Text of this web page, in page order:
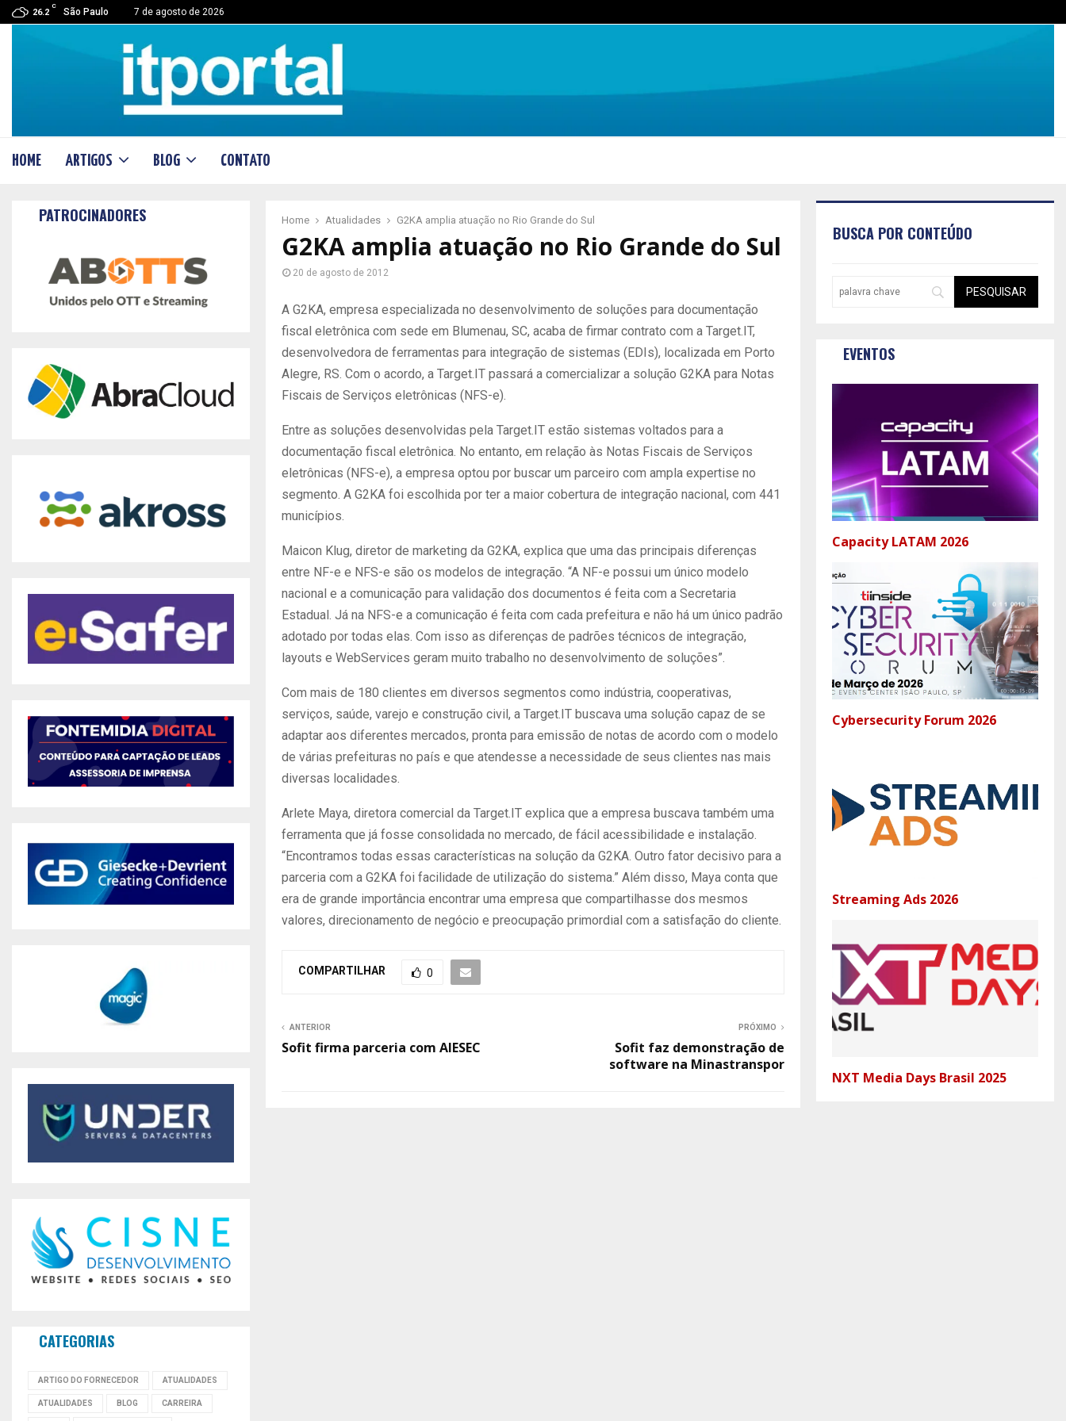
26.2
C
São Paulo 7 de agosto de 2026
HOME ARTIGOS BLOG CONTATO
Home Atualidades G2KA amplia atuação no Rio Grande do Sul
G2KA amplia atuação no Rio Grande do Sul
20 de agosto de 2012
A G2KA, empresa especializada no desenvolvimento de soluções para documentação
fiscal eletrônica com sede em Blumenau, SC, acaba de firmar contrato com a Target.IT,
desenvolvedora de ferramentas para integração de sistemas (EDIs), localizada em Porto
Alegre, RS. Com o acordo, a Target.IT passará a comercializar a solução G2KA para Notas
Fiscais de Serviços eletrônicas (NFS-e).
Entre as soluções desenvolvidas pela Target.IT estão sistemas voltados para a
documentação fiscal eletrônica. No entanto, em relação às Notas Fiscais de Serviços
eletrônicas (NFS-e), a empresa optou por buscar um parceiro com ampla expertise no
segmento. A G2KA foi escolhida por ter a maior cobertura de integração nacional, com 441
municípios.
Maicon Klug, diretor de marketing da G2KA, explica que uma das principais diferenças
entre NF-e e NFS-e são os modelos de integração. “A NF-e possui um único modelo
nacional e a comunicação para validação dos documentos é feita com a Secretaria
Estadual. Já na NFS-e a comunicação é feita com cada prefeitura e não há um único padrão
adotado por todas elas. Com isso as diferenças de padrões técnicos de integração,
layouts e WebServices geram muito trabalho no desenvolvimento de soluções”.
Com mais de 180 clientes em diversos segmentos como indústria, cooperativas,
serviços, saúde, varejo e construção civil, a Target.IT buscava uma solução capaz de se
adaptar aos diferentes mercados, pronta para emissão de notas de acordo com o modelo
de várias prefeituras no país e que atendesse a necessidade de seus clientes nas mais
diversas localidades.
Arlete Maya, diretora comercial da Target.IT explica que a empresa buscava também uma
ferramenta que já fosse consolidada no mercado, de fácil acessibilidade e instalação.
“Encontramos todas essas características na solução da G2KA. Outro fator decisivo para a
parceria com a G2KA foi facilidade de utilização do sistema.” Além disso, Maya conta que
era de grande importância encontrar uma empresa que compartilhasse dos mesmos
valores, direcionamento de negócio e preocupação primordial com a satisfação do cliente.
COMPARTILHAR 0
ANTERIOR
Sofit firma parceria com AIESEC
PRÓXIMO
Sofit faz demonstração de
software na Minastranspor
PATROCINADORES
CATEGORIAS
ARTIGO DO FORNECEDOR ATUALIDADES
ATUALIDADES BLOG CARREIRA
BUSCA POR CONTEÚDO
EVENTOS
Capacity LATAM 2026
Cybersecurity Forum 2026
Streaming Ads 2026
NXT Media Days Brasil 2025